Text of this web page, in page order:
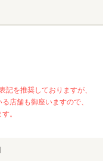
記を推奨しておりますが、
店舗も御座いますので、
。